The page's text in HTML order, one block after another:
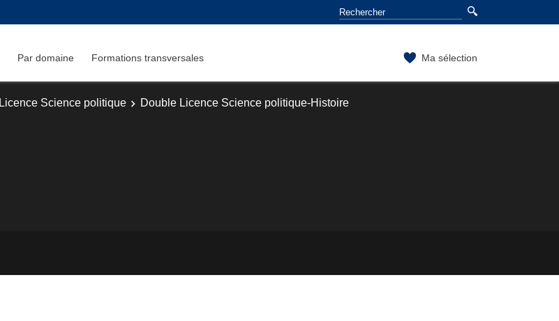
Par domaine Formations transversales Ma sélection
Licence Science politique
Double Licence Science politique-Histoire